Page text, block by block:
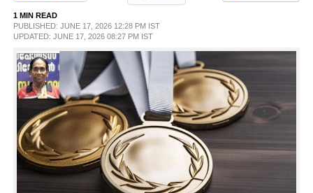
LIFESTYLE
SPIRITUAL
INFO+
ART
ASTRO
1 MIN READ
PUBLISHED: JUNE 17, 2026 12:28 PM IST
UPDATED: JUNE 17, 2026 08:27 PM IST